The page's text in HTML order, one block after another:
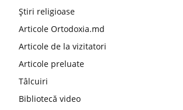
Știri religioase
Articole Ortodoxia.md
Articole de la vizitatori
Articole preluate
Tâlcuiri
Bibliotecă video